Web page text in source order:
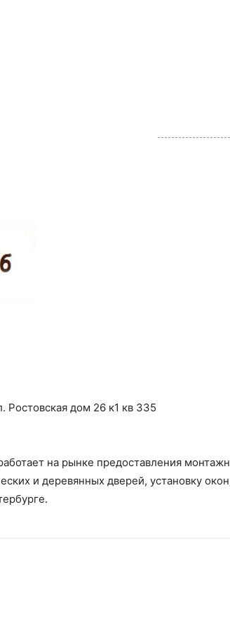
Ростовская дом 26 к1 кв 335
на рынке предоставления
и деревянных дверей, установку